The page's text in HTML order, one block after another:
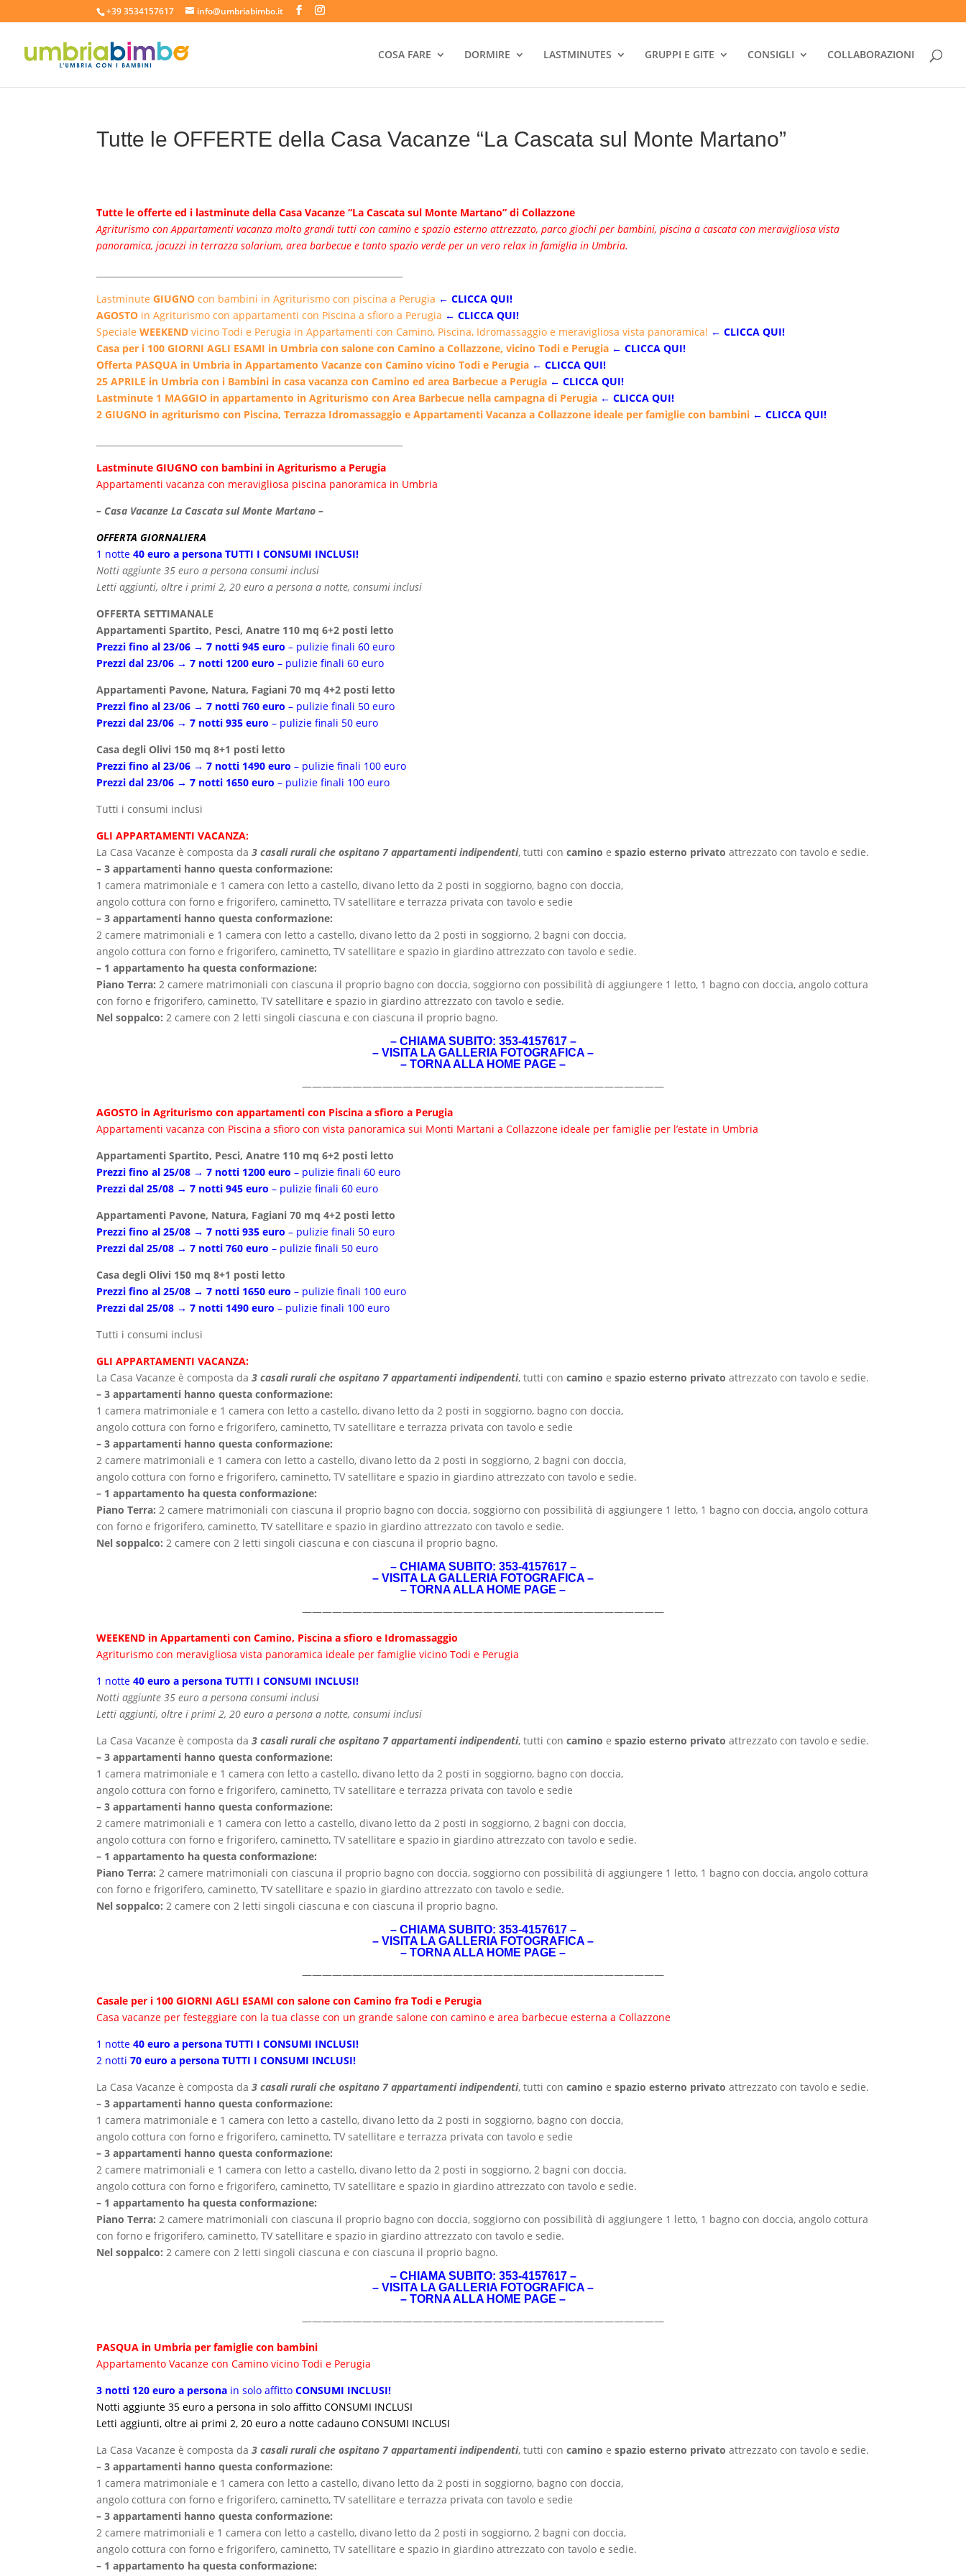
+39 3534157617 info@umbriabimbo.it
COSA FARE DORMIRE LASTMINUTES GRUPPI E GITE CONSIGLI COLLABORAZIONI
Tutte le OFFERTE della Casa Vacanze “La Cascata sul Monte Martano”
Tutte le offerte ed i lastminute della Casa Vacanze “La Cascata sul Monte Martano” di Collazzone
Agriturismo con Appartamenti vacanza molto grandi tutti con camino e spazio esterno attrezzato, parco giochi per bambini, piscina a cascata con meravigliosa vista
panoramica, jacuzzi in terrazza solarium, area barbecue e tanto spazio verde per un vero relax in famiglia in Umbria.
Lastminute GIUGNOcon bambini in Agriturismo con piscina a Perugia ← CLICCA QUI!
AGOSTO in Agriturismo con appartamenti con Piscina a sfioro a Perugia ← CLICCA QUI!
Speciale WEEKEND vicino Todi e Perugia in Appartamenti con Camino, Piscina, Idromassaggio e meravigliosa vista panoramica! ← CLICCA QUI!
Casa per i 100 GIORNI AGLI ESAMI in Umbria con salone con Camino a Collazzone, vicino Todi e Perugia ← CLICCA QUI!
Offerta PASQUA in Umbria in Appartamento Vacanze con Camino vicino Todi e Perugia ← CLICCA QUI!
25 APRILE in Umbria con i Bambini in casa vacanza con Camino ed area Barbecue a Perugia ← CLICCA QUI!
Lastminute 1 MAGGIO in appartamento in Agriturismo con Area Barbecue nella campagna di Perugia ← CLICCA QUI!
2 GIUGNO in agriturismo con Piscina, Terrazza Idromassaggio e Appartamenti Vacanza a Collazzone ideale per famiglie con bambini ← CLICCA QUI!
Lastminute GIUGNO con bambini in Agriturismo a Perugia
Appartamenti vacanza con meravigliosa piscina panoramica in Umbria
– Casa Vacanze La Cascata sul Monte Martano –
OFFERTA GIORNALIERA
1 notte40 euro a persona TUTTI I CONSUMI INCLUSI!
Notti aggiunte 35 euro a persona consumi inclusi
Letti aggiunti, oltre i primi 2, 20 euro a persona a notte, consumi inclusi
OFFERTA SETTIMANALE
Appartamenti Spartito, Pesci, Anatre 110 mq 6+2 posti letto
Prezzi fino al 23/06 → 7 notti 945 euro – pulizie finali 60 euro
Prezzi dal 23/06 → 7 notti 1200 euro – pulizie finali 60 euro
Appartamenti Pavone, Natura, Fagiani 70 mq 4+2 posti letto
Prezzi fino al 23/06 → 7 notti 760 euro – pulizie finali 50 euro
Prezzi dal 23/06 → 7 notti 935 euro – pulizie finali 50 euro
Casa degli Olivi 150 mq 8+1 posti letto
Prezzi fino al 23/06 → 7 notti 1490 euro – pulizie finali 100 euro
Prezzi dal 23/06 → 7 notti 1650 euro – pulizie finali 100 euro
Tutti i consumi inclusi
GLI APPARTAMENTI VACANZA:
La Casa Vacanze è composta da3 casali rurali che ospitano 7 appartamenti indipendenti, tutti concamino espazio esterno privato attrezzato con tavolo e sedie.
– 3 appartamenti hanno questa conformazione:
1 camera matrimoniale e 1 camera con letto a castello, divano letto da 2 posti in soggiorno, bagno con doccia,
angolo cottura con forno e frigorifero, caminetto, TV satellitare e terrazza privata con tavolo e sedie
– 3 appartamenti hanno questa conformazione:
2 camere matrimoniali e 1 camera con letto a castello, divano letto da 2 posti in soggiorno, 2 bagni con doccia,
angolo cottura con forno e frigorifero, caminetto, TV satellitare e spazio in giardino attrezzato con tavolo e sedie.
– 1 appartamento ha questa conformazione:
Piano Terra: 2 camere matrimoniali con ciascuna il proprio bagno con doccia, soggiorno con possibilità di aggiungere 1 letto, 1 bagno con doccia, angolo cottura
con forno e frigorifero, caminetto, TV satellitare e spazio in giardino attrezzato con tavolo e sedie.
Nel soppalco: 2 camere con 2 letti singoli ciascuna e con ciascuna il proprio bagno.
– CHIAMA SUBITO: 353-4157617 –
– VISITA LA GALLERIA FOTOGRAFICA –
– TORNA ALLA HOME PAGE –
————————————————————————————————————
AGOSTO in Agriturismo con appartamenti con Piscina a sfioro a Perugia
Appartamenti vacanza con Piscina a sfioro con vista panoramica sui Monti Martani a Collazzone ideale per famiglie per l’estate in Umbria
Appartamenti Spartito, Pesci, Anatre 110 mq 6+2 posti letto
Prezzi fino al 25/08 → 7 notti 1200 euro – pulizie finali 60 euro
Prezzi dal 25/08 → 7 notti 945 euro – pulizie finali 60 euro
Appartamenti Pavone, Natura, Fagiani 70 mq 4+2 posti letto
Prezzi fino al 25/08 → 7 notti 935 euro – pulizie finali 50 euro
Prezzi dal 25/08 → 7 notti 760 euro – pulizie finali 50 euro
Casa degli Olivi 150 mq 8+1 posti letto
Prezzi fino al 25/08 → 7 notti 1650 euro – pulizie finali 100 euro
Prezzi dal 25/08 → 7 notti 1490 euro – pulizie finali 100 euro
Tutti i consumi inclusi
GLI APPARTAMENTI VACANZA:
La Casa Vacanze è composta da3 casali rurali che ospitano 7 appartamenti indipendenti, tutti concamino espazio esterno privato attrezzato con tavolo e sedie.
– 3 appartamenti hanno questa conformazione:
1 camera matrimoniale e 1 camera con letto a castello, divano letto da 2 posti in soggiorno, bagno con doccia,
angolo cottura con forno e frigorifero, caminetto, TV satellitare e terrazza privata con tavolo e sedie
– 3 appartamenti hanno questa conformazione:
2 camere matrimoniali e 1 camera con letto a castello, divano letto da 2 posti in soggiorno, 2 bagni con doccia,
angolo cottura con forno e frigorifero, caminetto, TV satellitare e spazio in giardino attrezzato con tavolo e sedie.
– 1 appartamento ha questa conformazione:
Piano Terra: 2 camere matrimoniali con ciascuna il proprio bagno con doccia, soggiorno con possibilità di aggiungere 1 letto, 1 bagno con doccia, angolo cottura
con forno e frigorifero, caminetto, TV satellitare e spazio in giardino attrezzato con tavolo e sedie.
Nel soppalco: 2 camere con 2 letti singoli ciascuna e con ciascuna il proprio bagno.
– CHIAMA SUBITO: 353-4157617 –
– VISITA LA GALLERIA FOTOGRAFICA –
– TORNA ALLA HOME PAGE –
————————————————————————————————————
WEEKEND in Appartamenti con Camino, Piscina a sfioro e Idromassaggio
Agriturismo con meravigliosa vista panoramica ideale per famiglie vicino Todi e Perugia
1 notte40 euro a persona TUTTI I CONSUMI INCLUSI!
Notti aggiunte 35 euro a persona consumi inclusi
Letti aggiunti, oltre i primi 2, 20 euro a persona a notte, consumi inclusi
La Casa Vacanze è composta da3 casali rurali che ospitano 7 appartamenti indipendenti, tutti concamino espazio esterno privato attrezzato con tavolo e sedie.
– 3 appartamenti hanno questa conformazione:
1 camera matrimoniale e 1 camera con letto a castello, divano letto da 2 posti in soggiorno, bagno con doccia,
angolo cottura con forno e frigorifero, caminetto, TV satellitare e terrazza privata con tavolo e sedie
– 3 appartamenti hanno questa conformazione:
2 camere matrimoniali e 1 camera con letto a castello, divano letto da 2 posti in soggiorno, 2 bagni con doccia,
angolo cottura con forno e frigorifero, caminetto, TV satellitare e spazio in giardino attrezzato con tavolo e sedie.
– 1 appartamento ha questa conformazione:
Piano Terra: 2 camere matrimoniali con ciascuna il proprio bagno con doccia, soggiorno con possibilità di aggiungere 1 letto, 1 bagno con doccia, angolo cottura
con forno e frigorifero, caminetto, TV satellitare e spazio in giardino attrezzato con tavolo e sedie.
Nel soppalco: 2 camere con 2 letti singoli ciascuna e con ciascuna il proprio bagno.
– CHIAMA SUBITO: 353-4157617 –
– VISITA LA GALLERIA FOTOGRAFICA –
– TORNA ALLA HOME PAGE –
————————————————————————————————————
Casale per i 100 GIORNI AGLI ESAMI con salone con Camino fra Todi e Perugia
Casa vacanze per festeggiare con la tua classe con un grande salone con camino e area barbecue esterna a Collazzone
1 notte40 euro a persona TUTTI I CONSUMI INCLUSI!
2 notti70 euro a persona TUTTI I CONSUMI INCLUSI!
La Casa Vacanze è composta da3 casali rurali che ospitano 7 appartamenti indipendenti, tutti concamino espazio esterno privato attrezzato con tavolo e sedie.
– 3 appartamenti hanno questa conformazione:
1 camera matrimoniale e 1 camera con letto a castello, divano letto da 2 posti in soggiorno, bagno con doccia,
angolo cottura con forno e frigorifero, caminetto, TV satellitare e terrazza privata con tavolo e sedie
– 3 appartamenti hanno questa conformazione:
2 camere matrimoniali e 1 camera con letto a castello, divano letto da 2 posti in soggiorno, 2 bagni con doccia,
angolo cottura con forno e frigorifero, caminetto, TV satellitare e spazio in giardino attrezzato con tavolo e sedie.
– 1 appartamento ha questa conformazione:
Piano Terra: 2 camere matrimoniali con ciascuna il proprio bagno con doccia, soggiorno con possibilità di aggiungere 1 letto, 1 bagno con doccia, angolo cottura
con forno e frigorifero, caminetto, TV satellitare e spazio in giardino attrezzato con tavolo e sedie.
Nel soppalco: 2 camere con 2 letti singoli ciascuna e con ciascuna il proprio bagno.
– CHIAMA SUBITO: 353-4157617 –
– VISITA LA GALLERIA FOTOGRAFICA –
– TORNA ALLA HOME PAGE –
————————————————————————————————————
PASQUA in Umbria per famiglie con bambini
Appartamento Vacanze con Camino vicino Todi e Perugia
3 notti 120 euro a persona in solo affittoCONSUMI INCLUSI!
Notti aggiunte 35 euro a persona in solo affitto CONSUMI INCLUSI
Letti aggiunti, oltre ai primi 2, 20 euro a notte cadauno CONSUMI INCLUSI
La Casa Vacanze è composta da3 casali rurali che ospitano 7 appartamenti indipendenti, tutti concamino espazio esterno privato attrezzato con tavolo e sedie.
– 3 appartamenti hanno questa conformazione:
1 camera matrimoniale e 1 camera con letto a castello, divano letto da 2 posti in soggiorno, bagno con doccia,
angolo cottura con forno e frigorifero, caminetto, TV satellitare e terrazza privata con tavolo e sedie
– 3 appartamenti hanno questa conformazione:
2 camere matrimoniali e 1 camera con letto a castello, divano letto da 2 posti in soggiorno, 2 bagni con doccia,
angolo cottura con forno e frigorifero, caminetto, TV satellitare e spazio in giardino attrezzato con tavolo e sedie.
– 1 appartamento ha questa conformazione: